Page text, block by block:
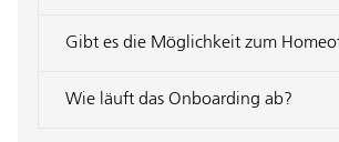
Gibt es die Möglichkeit zum
Wie läuft das Onboarding ab?